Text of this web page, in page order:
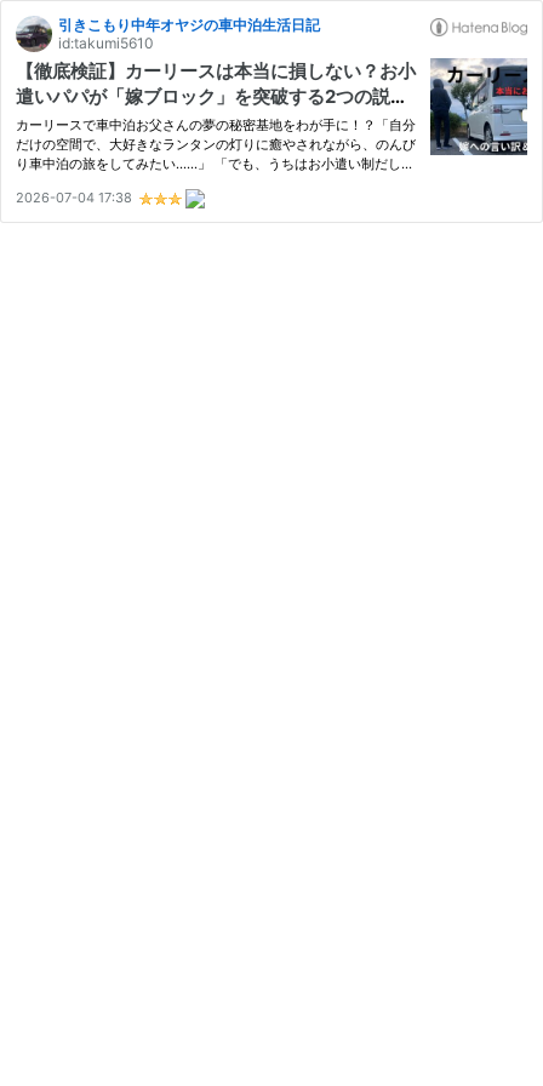
引きこもり中年オヤジの車中泊生活日記
id:takumi5610
【徹底検証】カーリースは本当に損しない？お小
遣いパパが「嫁ブロック」を突破する2つの説得
術
カーリースで車中泊お父さんの夢の秘密基地をわが手に！？「自分
だけの空間で、大好きなランタンの灯りに癒やされながら、のんび
り車中泊の旅をしてみたい……」 「でも、うちはお小遣い制だし、
めていませんか？ 毎日仕事を頑張るお父さんにとって、「自分だ
け…
2026-07-04 17:38